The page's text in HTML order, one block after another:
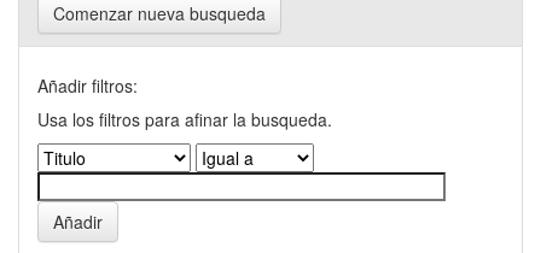
Comenzar nueva busqueda
Añadir filtros:
Usa los filtros para afinar la busqueda.